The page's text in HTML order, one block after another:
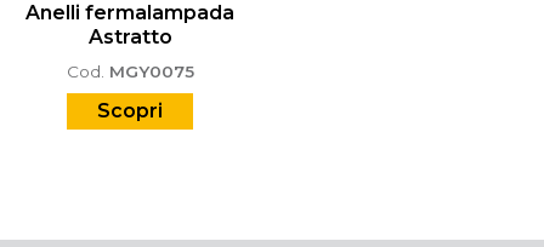
Anelli fermalampada
Astratto
Cod. MGY0075
Scopri